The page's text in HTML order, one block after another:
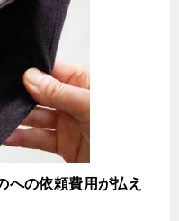
への依頼費用が払え